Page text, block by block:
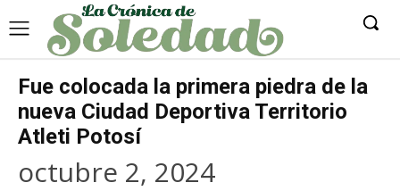
Fue colocada la primera piedra de la
nueva Ciudad Deportiva Territorio
Atleti Potosí
octubre 2, 2024